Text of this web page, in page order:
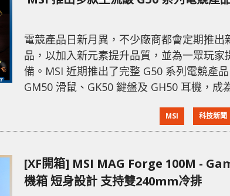
電競產品日新月異，不少廠商都會定期推出
品，以加入新元素提升品質，並為一眾玩家
備。MSI 近期推出了完整 G50 系列電競產
GM50 滑鼠、GK50 鍵盤及 GH50 耳機，成
技玩家的成敗因素，一款設計精良的滑鼠不
下僅重 87g，並把重量均衡分配，有助射擊
MSI 科技新聞
[XF開箱] MSI MAG Forge 100M -
機箱 短身設計 支持雙240mm冷排